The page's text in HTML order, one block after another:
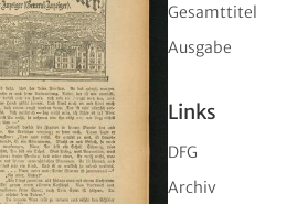
Gesamttitel
Ausgabe
Links
DFG
Archiv